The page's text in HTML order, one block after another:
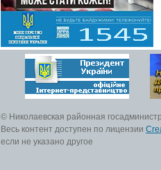
© Николаевская районная
Весь контент доступен по лицензии
если не указано другое